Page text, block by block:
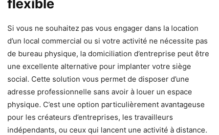
flexible
Si vous ne souhaitez pas vous engager dans la location
d’un local commercial ou si votre activité ne nécessite pas
de bureau physique, la domiciliation d’entreprise peut être
une excellente alternative pour implanter votre siège
social. Cette solution vous permet de disposer d’une
adresse professionnelle sans avoir à louer un espace
physique. C’est une option particulièrement avantageuse
pour les créateurs d’entreprises, les travailleurs
indépendants, ou ceux qui lancent une activité à distance.